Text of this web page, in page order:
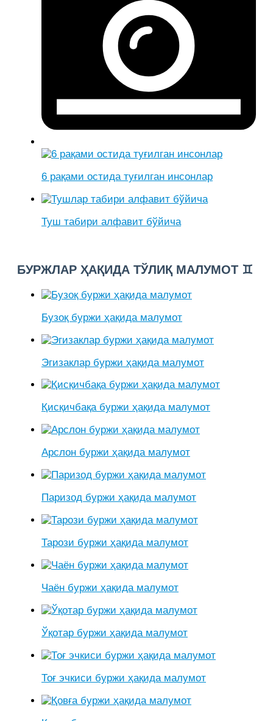
6 рақами остида туғилган инсонлар
Туш табири алфавит бўйича
БУРЖЛАР ҲАҚИДА ТЎЛИҚ МАЛУМОТ ♊
Бузоқ буржи ҳақида малумот
Эгизаклар буржи ҳақида малумот
Қисқичбақа буржи ҳақида малумот
Арслон буржи ҳақида малумот
Паризод буржи ҳақида малумот
Тарози буржи ҳақида малумот
Чаён буржи ҳақида малумот
Ўқотар буржи ҳақида малумот
Тоғ эчкиси буржи ҳақида малумот